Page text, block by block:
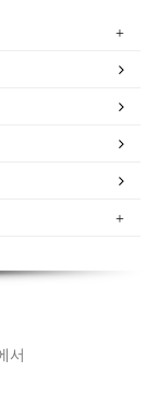
서